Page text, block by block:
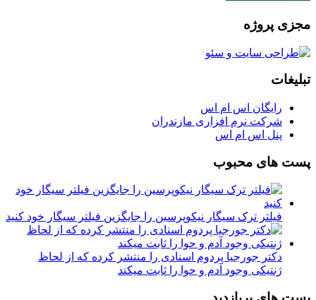
مجزی پروژه
تبلیغات
رایگان اس ام اس
شرکت نرم افزاری مازندران
پنل اس ام اس
پست های محبوب
فیلتر ترک سیگار نیکوپرسین را جایگزین فیلتر سیگار خود کنید
دکتر جورجیا پردوم اسنادی را منتشر کرده که از لحاظ
ژنتیکی وجود آدم و حوا را ثابت میکند